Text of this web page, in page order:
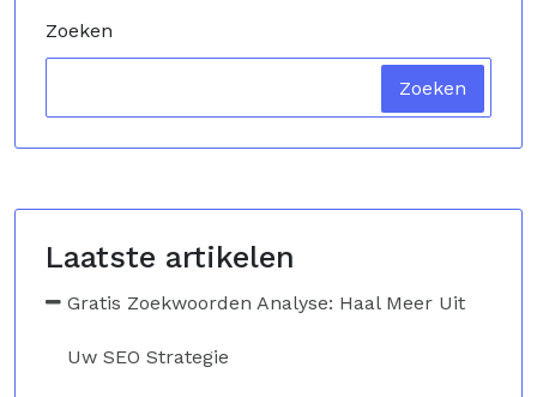
Zoeken
Zoeken
Laatste artikelen
Gratis Zoekwoorden Analyse: Haal Meer Uit
Uw SEO Strategie